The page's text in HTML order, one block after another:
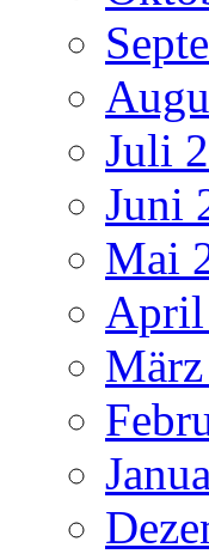
Juli
Juni
Mai
April